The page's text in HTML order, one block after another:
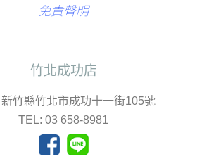
免責聲明
竹北成功店
竹縣竹北市成功十一街105號
TEL: 03 658-8981